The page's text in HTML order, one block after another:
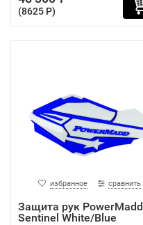
(8625 P)
избранное сравнить
Защита рук PowerMadd
Sentinel White/Blue